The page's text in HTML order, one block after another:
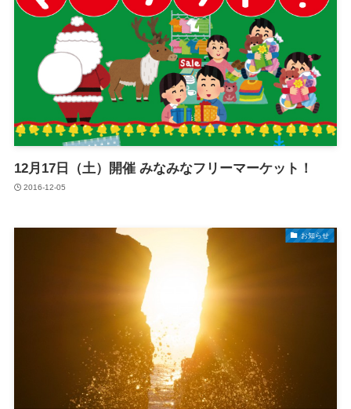
12月17日（土）開催 みなみなフリーマーケット！
2016-12-05
お知らせ